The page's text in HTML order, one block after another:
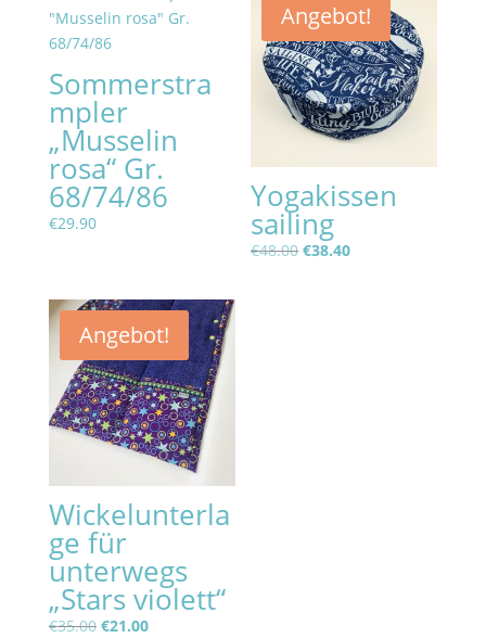
Sommerstra
mpler
„Musselin
rosa“ Gr.
68/74/86
€29.90
Angebot!
Yogakissen
sailing
€48.00 Ursprünglicher
€38.40Aktueller
Angebot!
Wickelunterla
ge für
unterwegs
„Stars violett“
€35.00 Ursprünglicher
€21.00Aktueller